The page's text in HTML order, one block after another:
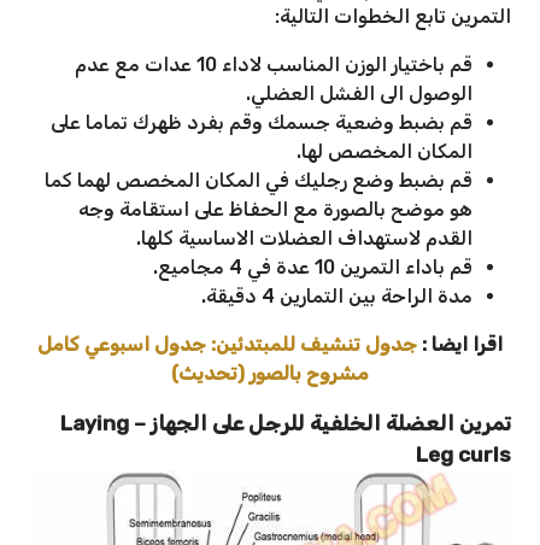
التمرين تابع الخطوات التالية:
قم باختيار الوزن المناسب لاداء 10 عدات مع عدم
الوصول الى الفشل العضلي.
قم بضبط وضعية جسمك وقم بفرد ظهرك تماما على
المكان المخصص لها.
قم بضبط وضع رجليك في المكان المخصص لهما كما
هو موضح بالصورة مع الحفاظ على استقامة وجه
القدم لاستهداف العضلات الاساسية كلها.
قم باداء التمرين 10 عدة في 4 مجاميع.
مدة الراحة بين التمارين 4 دقيقة.
اقرا ايضا : جدول تنشيف للمبتدئين: جدول اسبوعي كامل
مشروح بالصور (تحديث)
تمرين العضلة الخلفية للرجل على الجهاز – Laying
Leg curls